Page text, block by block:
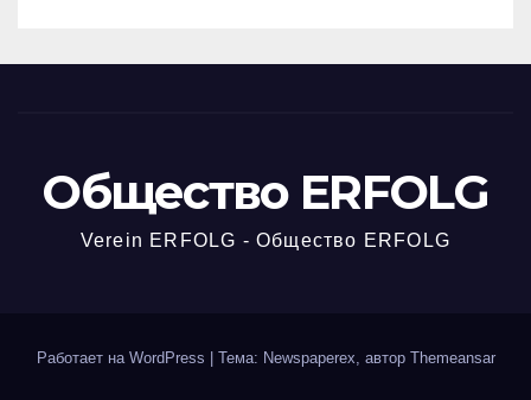
Общество ERFOLG
Verein ERFOLG - Общество ERFOLG
Работает на WordPress Тема: Newspaperex, автор Themeansar